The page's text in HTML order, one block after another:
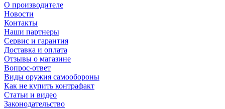
О производителе
Новости
Контакты
Наши партнеры
Сервис и гарантия
Доставка и оплата
Отзывы о магазине
Вопрос-ответ
Виды оружия самообороны
Как не купить контрафакт
Статьи и видео
Законодательство